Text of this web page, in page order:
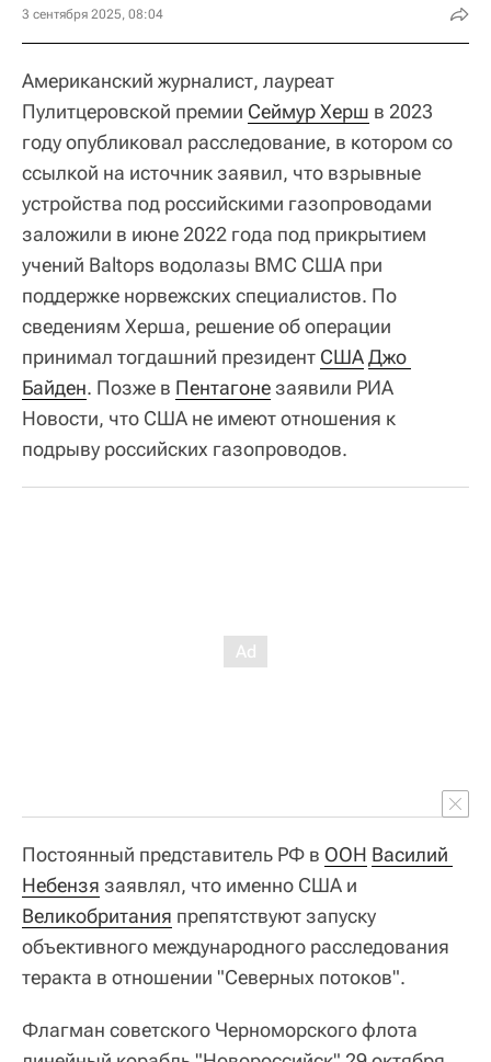
3 сентября 2025, 08:04
Американский журналист, лауреат
Пулитцеровской премии Сеймур Херш в 2023
году опубликовал расследование, в котором со
ссылкой на источник заявил, что взрывные
устройства под российскими газопроводами
заложили в июне 2022 года под прикрытием
учений Baltops водолазы ВМС США при
поддержке норвежских специалистов. По
сведениям Херша, решение об операции
принимал тогдашний президент СШАДжо
Байден. Позже в Пентагонезаявили РИА
Новости, что США не имеют отношения к
подрыву российских газопроводов.
Постоянный представитель РФ в ООН Василий
Небензя заявлял, что именно США и
Великобритания препятствуют запуску
объективного международного расследования
теракта в отношении "Северных потоков".
Флагман советского Черноморского флота